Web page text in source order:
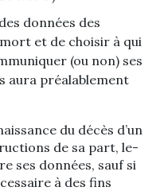
données des
et de choisir à qui
(ou non) ses
aura préalablement
du décès d’un
de sa part, le-
ses données, sauf si
à des fins